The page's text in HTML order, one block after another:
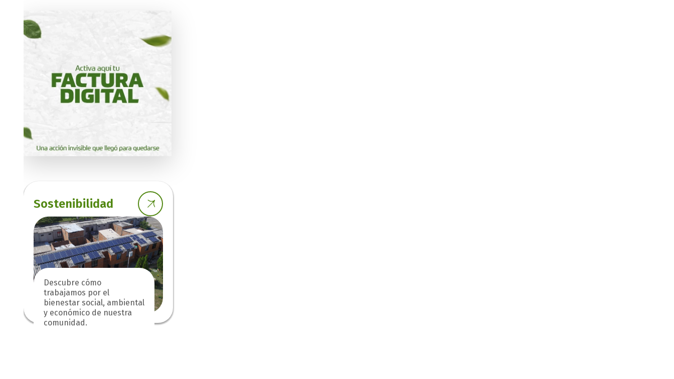
Sostenibilidad
Descubre cómo
trabajamos por el
bienestar social, ambiental
y económico de nuestra
comunidad.